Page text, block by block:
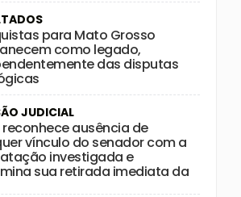
para Mato Grosso
como legado,
das disputas
JUDICIAL
ausência de
vínculo do senador com a
investigada e
sua retirada imediata da